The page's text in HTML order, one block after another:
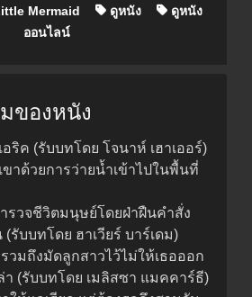
Mermaid ดูหนัง
ดูหนัง
ออนไลน์
ของหนัง
ริค (รับบทโดย โจนาห์ เฮาเออร์)
ขาด้วยการว่ายน้ำเข้าไปในพื้นที่
รวจชีวิตมนุษย์โดยฝ่าฝืนคำสั่ง
รับบทโดย ฮาเวียร์ บาร์เดม)
วมถึงมัดลูกสาวไว้ไม่ให้เธอออก
า (รับบทโดย เมลิสซา แมคคาร์ธี)